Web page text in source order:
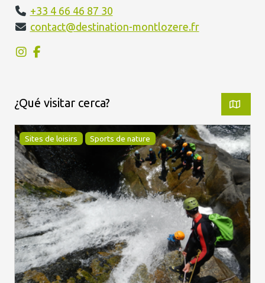
+33 4 66 46 87 30
contact@destination-montlozere.fr
¿Qué visitar cerca?
Sites de loisirs Sports de nature